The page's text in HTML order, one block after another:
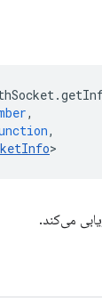
.
,
,
>
می‌کند.